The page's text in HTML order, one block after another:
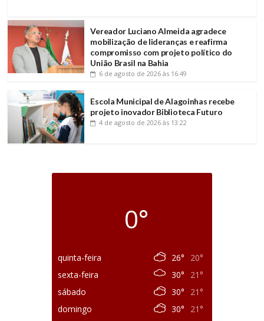
Vereador Luciano Almeida agradece
mobilização de lideranças e reafirma
compromisso com projeto político do
União Brasil na Bahia
6 de agosto de 2026 às 16:49
Escola Municipal de Alagoinhas recebe
projeto inovador Biblioteca Futuro
4 de agosto de 2026 às 13:22
0°
quinta-feira 26°
20°
sexta-feira
30°
21°
sábado
30°
21°
domingo
30° 21°